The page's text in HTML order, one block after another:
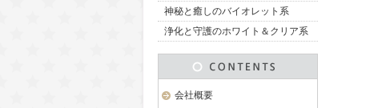
神秘と癒しのバイオレット系
浄化と守護のホワイト＆クリア系
会社概要